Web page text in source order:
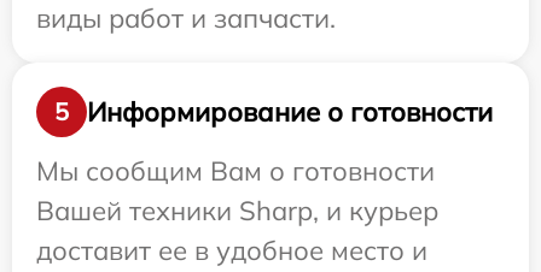
виды работ и запчасти.
5
Информирование о готовности
Мы сообщим Вам о готовности
Вашей техники Sharp, и курьер
доставит ее в удобное место и